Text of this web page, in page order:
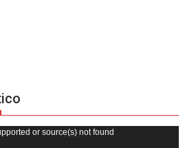
or source(s) not found